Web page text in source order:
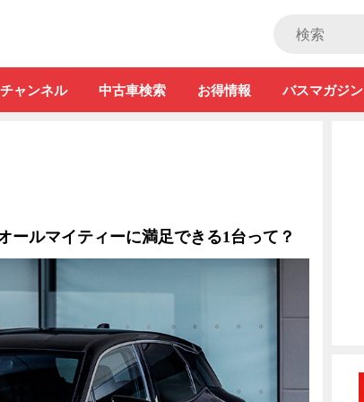
ャンネル 中古車検索 お得情報 バスマガジン
ールマイティーに満足できる1台って？